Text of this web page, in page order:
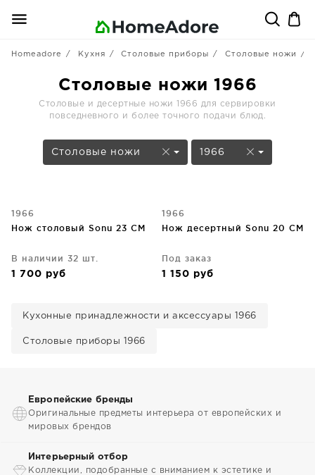
Homeadore Кухня Столовые приборы Столовые ножи
Столовые ножи 1966
Столовые и десертные ножи 1966 для сервировки
повседневного и более точного подачи блюд.
Столовые ножи 1966
1966
Нож столовый Sonu 23 CM
В наличии 32 шт.
1 700 руб
1966
Нож десертный Sonu 20 CM
Под заказ
1 150 руб
Кухонные принадлежности и аксессуары 1966
Столовые приборы 1966
Европейские бренды
Оригинальные предметы интерьера от европейских и
мировых брендов
Интерьерный отбор
Коллекции, подобранные с вниманием к эстетике и